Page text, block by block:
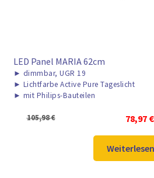
LED Panel MARIA 62cm
► dimmbar, UGR 19
► Lichtfarbe Active Pure Tageslicht
► mit Philips-Bauteilen
105,98€
war:
105,98 €
78,97 €
Weiterlesen